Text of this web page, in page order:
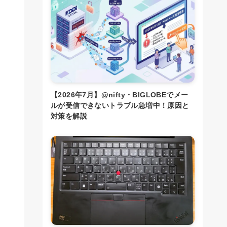
【2026年7月】@nifty・BIGLOBEでメー
ルが受信できないトラブル急増中！原因と
対策を解説